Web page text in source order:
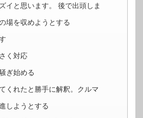
イと思います。 後で出頭しま
場を収めようとする
く対応
ぎ始める
くれたと勝手に解釈。クルマ
しようとする